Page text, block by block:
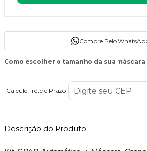
Compre Pelo
Como escolher o tamanho da sua máscara
Calcule Frete e Prazo
Descrição do Produto